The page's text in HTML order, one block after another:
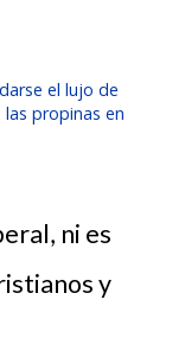
el lujo de
propinas en
ni es
y